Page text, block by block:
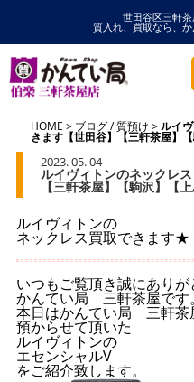
世田谷区三軒茶
質入れ、買取なら、
HOME ブログ/質預け ルイ
きます【世田谷】【三軒茶屋】【
2023. 05. 04
ルイヴィトンのネックレ
【三軒茶屋】【駒沢】【
ルイヴィトンの
ネックレス買取できます★
いつもご覧頂き誠にありが
かんてい局 三軒茶屋です。
本日はかんてい局 三軒茶
預からせて頂いた
ルイヴィトンの
エセンシャルV
をご紹介致します。